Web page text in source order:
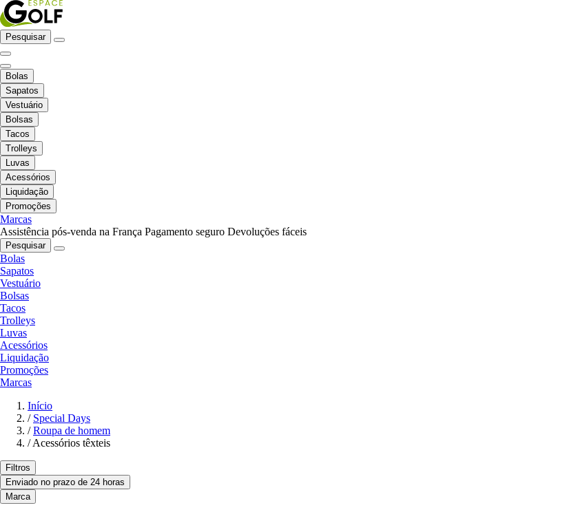
Pesquisar
Bolas
Sapatos
Vestuário
Bolsas
Tacos
Trolleys
Luvas
Acessórios
Liquidação
Promoções
Marcas
Assistência pós-venda na França Pagamento seguro Devoluções fáceis
Pesquisar
Bolas
Sapatos
Vestuário
Bolsas
Tacos
Trolleys
Luvas
Acessórios
Liquidação
Promoções
Marcas
Início
/ Special Days
/ Roupa de homem
/ Acessórios têxteis
Filtros
Enviado no prazo de 24 horas
Marca